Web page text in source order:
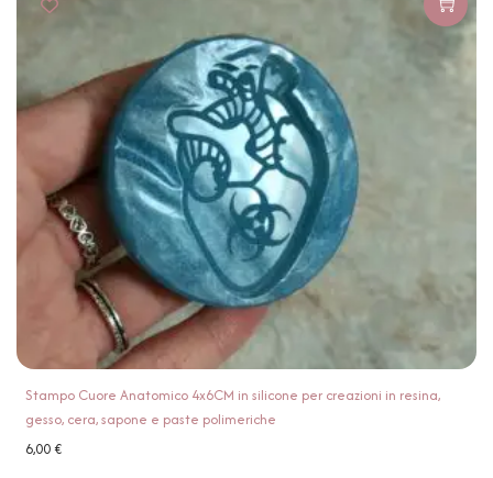
Stampo Cuore Anatomico 4x6CM in silicone per creazioni in resina,
gesso, cera, sapone e paste polimeriche
6,00€